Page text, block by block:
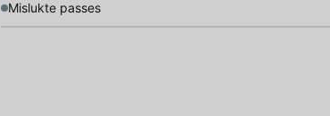
Mislukte passes